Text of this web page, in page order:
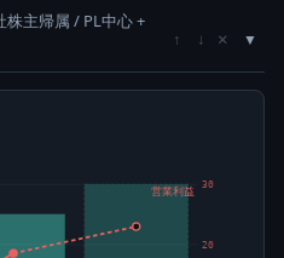
主帰属 / PL中心 +
↑ ↓ ×
20
30
営業利益